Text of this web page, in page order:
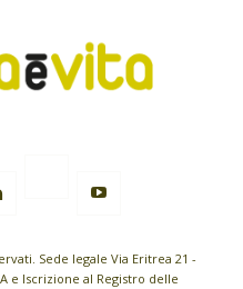
Sede legale Via Eritrea 21 -
e Iscrizione al Registro delle